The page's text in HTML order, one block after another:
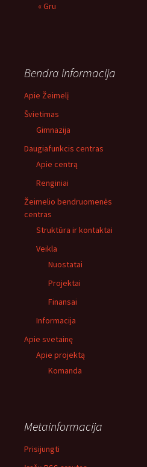
« Gru
Bendra informacija
Apie Žeimelį
Švietimas
Gimnazija
Daugiafunkcis centras
Apie centrą
Renginiai
Žeimelio bendruomenės
centras
Struktūra ir kontaktai
Veikla
Nuostatai
Projektai
Finansai
Informacija
Apie svetainę
Apie projektą
Komanda
Metainformacija
Prisijungti